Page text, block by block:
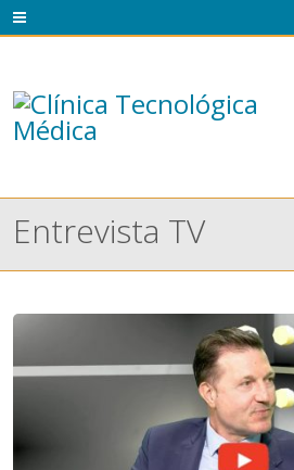
Entrevista TV